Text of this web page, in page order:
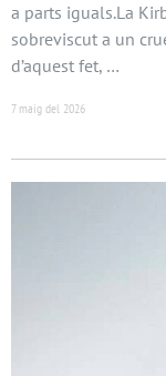
a parts iguals.La
sobreviscut a un
d’aquest fet, …
7 maig del 2026